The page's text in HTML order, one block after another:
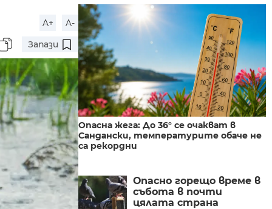
A+
A-
Запази
Опасна жега: До 36° се очакват в
Сандански, температурите обаче не
са рекордни
Опасно горещо време в
събота в почти
цялата страна